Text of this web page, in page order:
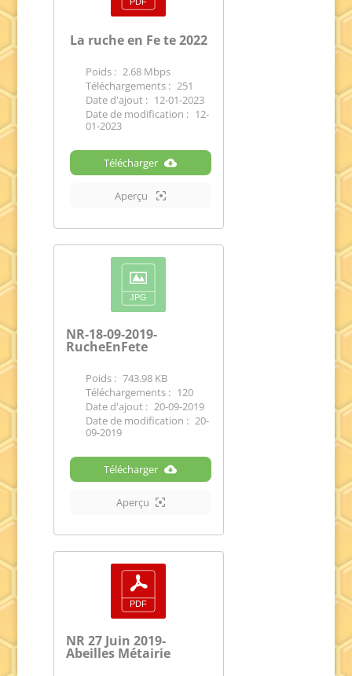
La ruche en Fe te 2022
Poids : 2.68 Mbps
Téléchargements : 251
Date d'ajout : 12-01-2023
Date de modification : 12-
01-2023
Télécharger
Aperçu
NR-18-09-2019-
RucheEnFete
Poids : 743.98 KB
Téléchargements : 120
Date d'ajout : 20-09-2019
Date de modification : 20-
09-2019
Télécharger
Aperçu
NR 27 Juin 2019-
Abeilles Métairie